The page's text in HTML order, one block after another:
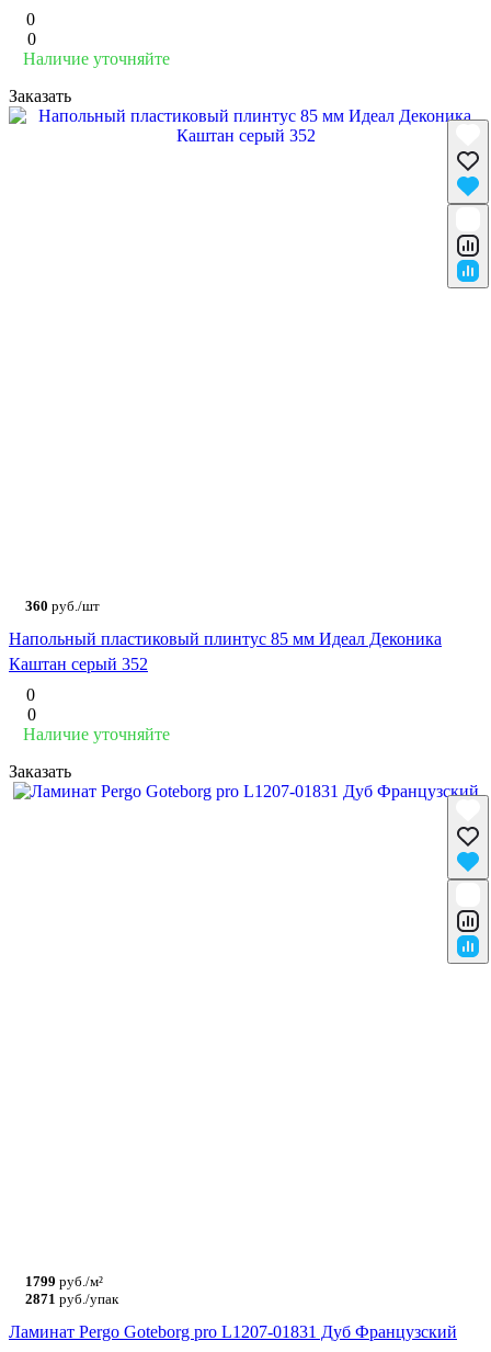
0
0
Наличие уточняйте
Заказать
360 руб./шт
Напольный пластиковый плинтус 85 мм Идеал Деконика
Каштан серый 352
0
0
Наличие уточняйте
Заказать
1799 руб./м²
2871 руб./упак
Ламинат Pergo Goteborg pro L1207-01831 Дуб Французский